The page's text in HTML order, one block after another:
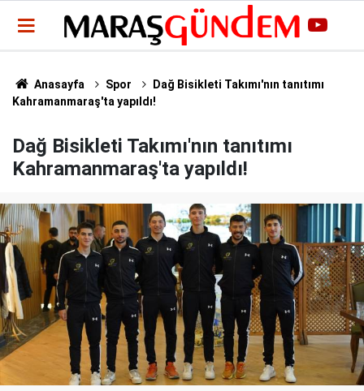
Anasayfa Spor
Dağ Bisikleti Takımı'nın tanıtımı
Kahramanmaraş'ta yapıldı!
Dağ Bisikleti Takımı'nın tanıtımı
Kahramanmaraş'ta yapıldı!